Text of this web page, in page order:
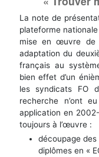
La note de
plateforme
mise en œuvre de
adaptation du
français au
bien effet d’un
les syndicats FO
recherche n’ont
application en
toujours à l’œuvre :
découpage des
diplômes en «